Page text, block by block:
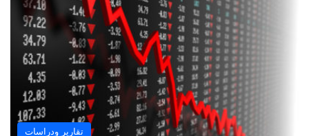
تقارير ودراسات